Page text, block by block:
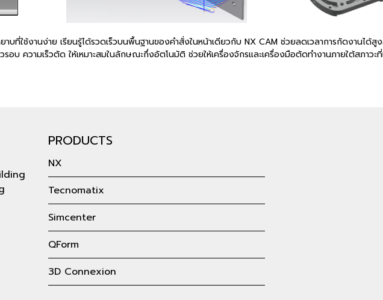
าบที่ใช้งานง่าย เรียนรู้ได้รวดเร็วบนพื้นฐานของคำสั่งในหน้าเดียวกับ NX CAM ช่วยลดเวลาการกัดงานได้
บ ความเร็วตัด ให้เหมาะสมในลักษณะกึ่งอัตโนมัติ ช่วยให้เครื่องจักรและเครื่องมือตัดทำงานภายใต้สภาวะที่
PRODUCTS
NX
Tecnomatix
Simcenter
QForm
3D Connexion